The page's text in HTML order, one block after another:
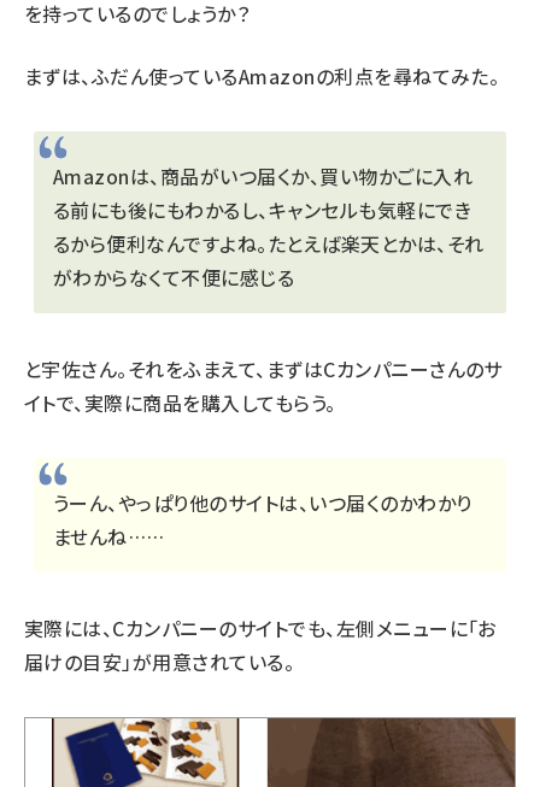
を持っているのでしょうか？
まずは、ふだん使っているAmazonの利点を尋ねてみた。
Amazonは、商品がいつ届くか、買い物かごに入れ
る前にも後にもわかるし、キャンセルも気軽にでき
るから便利なんですよね。たとえば楽天とかは、それ
がわからなくて不便に感じる
と宇佐さん。それをふまえて、まずはCカンパニーさんのサ
イトで、実際に商品を購入してもらう。
うーん、やっぱり他のサイトは、いつ届くのかわかり
ませんね……
実際には、Cカンパニーのサイトでも、左側メニューに「お
届けの目安」が用意されている。